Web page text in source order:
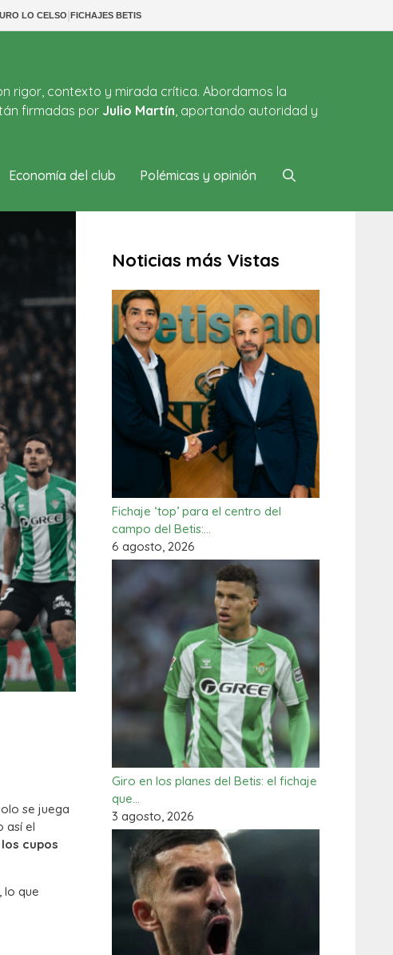
LO CELSO|FICHAJES BETIS
rigor, contexto y mirada crítica. Abordamos la
firmadas por Julio Martín, aportando autoridad y
Economía del club Polémicas y opinión
se juega
así el
cupos
lo que
Noticias más Vistas
Fichaje ‘top’ para el centro del
campo del Betis:…
6 agosto, 2026
Giro en los planes del Betis: el fichaje
que…
3 agosto, 2026